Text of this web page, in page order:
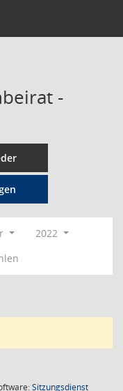
-
2022
Sitzungsdienst